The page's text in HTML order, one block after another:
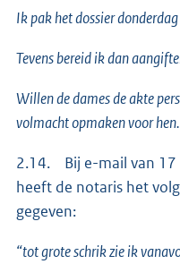
Ik pak het dossier
Tevens bereid ik dan
Willen de dames de akte
volmacht opmaken voor
2.14. Bij e-mail van
heeft de notaris het
gegeven:
“tot grote schrik zie ik